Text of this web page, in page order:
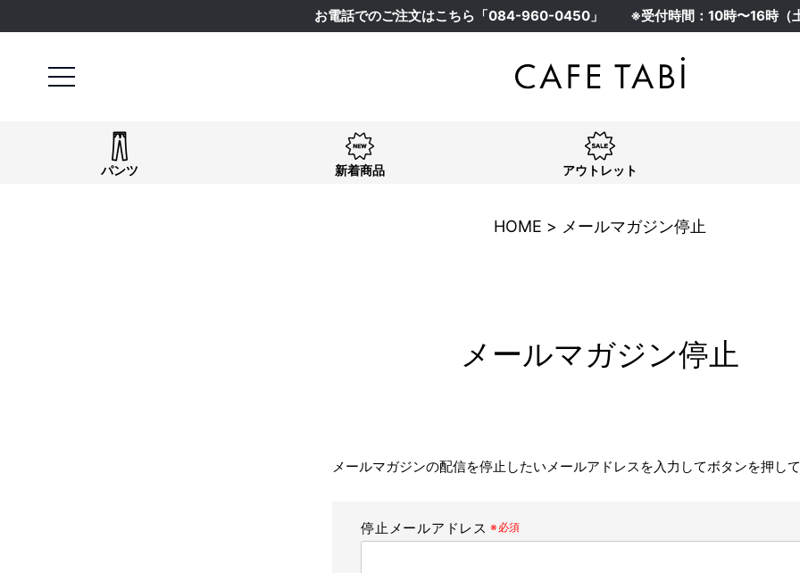
お電話でのご注文はこちら「084-960-0450 」 ※受付時間：10時〜16時（
パンツ 新着商品 アウトレット
HOME メールマガジン停止
メールマガジン停止
メールマガジンの配信を停止したいメールアドレスを入力してボタンを押して
停止メールアドレス